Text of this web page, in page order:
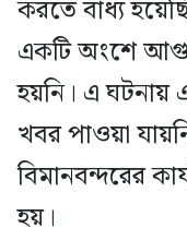
করতে বাধ্য
একটি অংশে
হয়নি। এ ঘটনায়
খবর পাওয়া
বিমানবন্দরের
হয়।